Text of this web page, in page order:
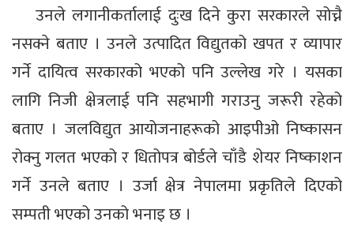
उनले लगानीकर्तालाई दुःख दिने कुरा सरकारले सोच्नै
नसक्ने बताए । उनले उत्पादित विद्युतको खपत र व्यापार
गर्ने दायित्व सरकारको भएको पनि उल्लेख गरे । यसका
लागि निजी क्षेत्रलाई पनि सहभागी गराउनु जरूरी रहेको
बताए । जलविद्युत आयोजनाहरूको आइपीओ निष्कासन
रोक्नु गलत भएको र धितोपत्र बोर्डले चाँडै शेयर निष्काशन
गर्ने उनले बताए । उर्जा क्षेत्र नेपालमा प्रकृतिले दिएको
सम्पती भएको उनको भनाइ छ ।